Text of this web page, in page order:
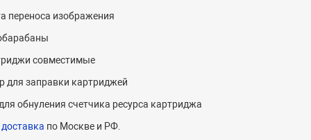
переноса изображения
совместимые
для заправки картриджей
обнуления счетчика ресурса картриджа
по Москве и РФ.